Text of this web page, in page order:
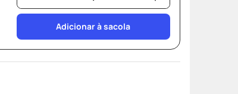
Adicionar à sacola